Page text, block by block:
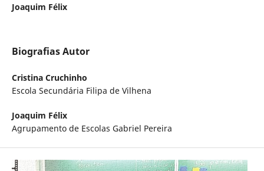
Joaquim Félix
Biografias Autor
Cristina Cruchinho
Escola Secundária Filipa de Vilhena
Joaquim Félix
Agrupamento de Escolas Gabriel Pereira